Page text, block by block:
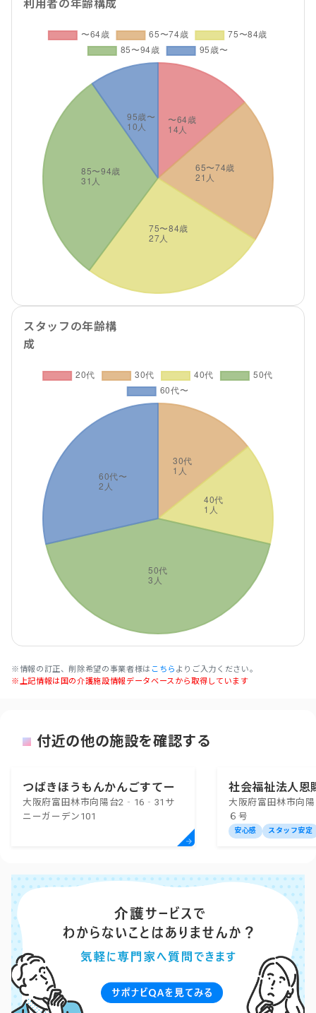
利用者の年齢構成
スタッフの年齢構
成
※情報の訂正、削除希望の事業者様は こちら よりご入力ください。
※上記情報は国の介護施設情報データベースから取得しています
付近の他の施設を確認する
つばきほうもんかんごすてー
しょん
大阪府富田林市向陽台2‐16‐31サ
ニーガーデン101
社会福祉法人恩
支部大阪府済
問看護ステーシ
大阪府富田林市向
６号
安心感 スタッフ安定